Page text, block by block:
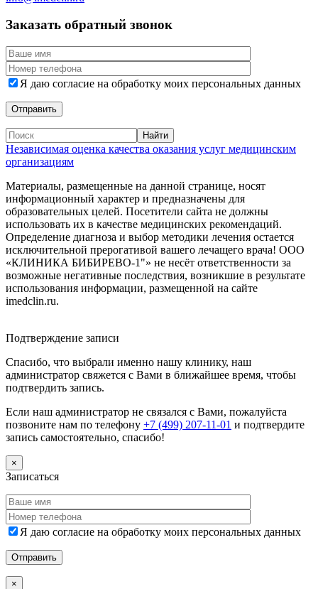
Заказать обратный звонок
Я даю согласие на обработку моих персональных данных
Независимая оценка качества оказания услуг медицинским
организациям
Материалы, размещенные на данной странице, носят
информационный характер и предназначены для
образовательных целей. Посетители сайта не должны
использовать их в качестве медицинских рекомендаций.
Определение диагноза и выбор методики лечения остается
исключительной прерогативой вашего лечащего врача! ООО
«КЛИНИКА БИБИРЕВО-1"» не несёт ответственности за
возможные негативные последствия, возникшие в результате
использования информации, размещенной на сайте
imedclin.ru.
Подтверждение записи
Спасибо, что выбрали именно нашу клинику, наш
администратор свяжется с Вами в ближайшее время, чтобы
подтвердить запись.
Если наш администратор не связался с Вами, пожалуйста
позвоните нам по телефону +7 (499) 207-11-01 и подтвердите
запись самостоятельно, спасибо!
×
Записаться
Я даю согласие на обработку моих персональных данных
×